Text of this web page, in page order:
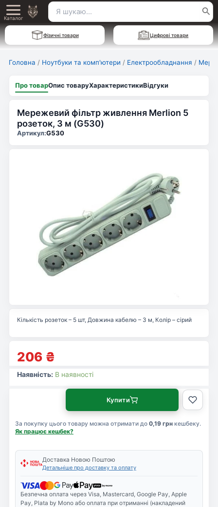
Перейти
до
вмісту
Main
Menu
Каталог
Пошук
для:
Фізичні товари Цифрові товари
Головна / Ноутбуки та комп'ютери / Електрообладнання /
Про товарОпис товаруХарактеристикиВідгуки
Мережевий фільтр живлення Merlion 5
розеток, 3 м (G530)
Артикул:G530
206 ₴
Кількість розеток – 5 шт, Довжина кабелю – 3 м, Колір – сірий
Наявність: В наявності
За покупку цього товару можна отримати до 0,19 грн кешбеку.
Як працює кешбек?
Купити
Доставка Новою Поштою
Детальніше про доставку та оплату
Безпечна оплата через Visa, Mastercard, Google Pay, Apple
Pay, Plata by Mono або оплата при отриманні (накладений